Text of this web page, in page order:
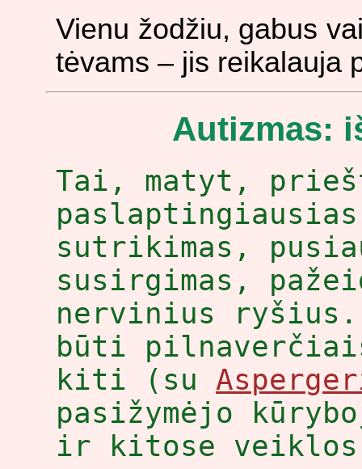
Vienu žodžiu, gabus
tėvams – jis reikalauja
Autizmas:
Tai, matyt,
sutrikimas,
susirgimas,
nervinius ryšius.
būti
kiti (su
pasižymėjo
ir kitose